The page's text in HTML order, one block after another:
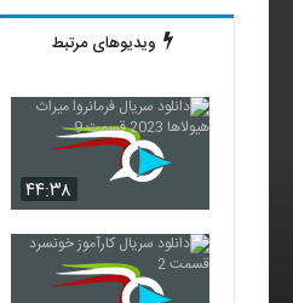
ویدیوهای مرتبط
۴۴:۳۸